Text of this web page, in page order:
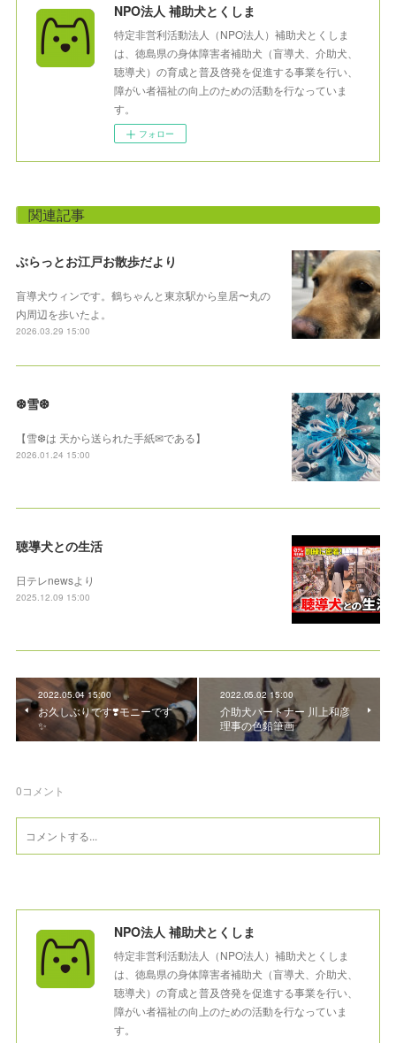
NPO法人 補助犬とくしま
特定非営利活動法人（NPO法人）補助犬とくしま
は、徳島県の身体障害者補助犬（盲導犬、介助犬、
聴導犬）の育成と普及啓発を促進する事業を行い、
障がい者福祉の向上のための活動を行なっていま
す。
フォロー
関連記事
ぶらっとお江戸お散歩だより
盲導犬ウィンです。鶴ちゃんと東京駅から皇居〜丸の
内周辺を歩いたよ。
2026.03.29 15:00
❆雪❆
【雪❆は 天から送られた手紙✉である】
2026.01.24 15:00
聴導犬との生活
日テレnewsより
2025.12.09 15:00
2022.05.04 15:00
お久しぶりです❣️モニーです
✨
2022.05.02 15:00
介助犬パートナー 川上和彦
理事の色鉛筆画
0コメント
NPO法人 補助犬とくしま
特定非営利活動法人（NPO法人）補助犬とくしま
は、徳島県の身体障害者補助犬（盲導犬、介助犬、
聴導犬）の育成と普及啓発を促進する事業を行い、
障がい者福祉の向上のための活動を行なっていま
す。